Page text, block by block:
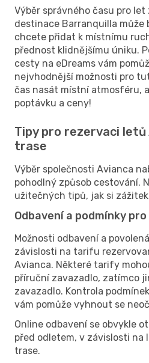
Výběr správného času pro
destinace Barranquilla může
chcete přidat k místnímu
přednost klidnějšímu úniku.
cesty na eDreams vám
nejvhodnější možnosti pro
čas nasát místní atmosféru,
poptávku a ceny!
Tipy pro rezervaci
trase
Výběr společnosti Avianca
pohodlný způsob cestování.
užitečných tipů, jak si
Odbavení a podmínky
Možnosti odbavení a
závislosti na tarifu
Avianca. Některé tarify
příruční zavazadlo, zatímco
zavazadlo. Kontrola
vám pomůže vyhnout se
Online odbavení se obvykle
před odletem, v závislosti na
trase.